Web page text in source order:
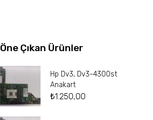
Öne Çıkan Ürünler
Hp Dv3, Dv3-4300st
Anakart
₺1.250,00